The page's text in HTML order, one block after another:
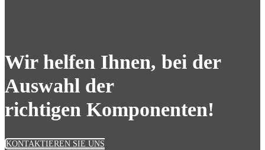
Wir helfen Ihnen, bei der
Auswahl der
richtigen Komponenten!
KONTAKTIEREN SIE UNS